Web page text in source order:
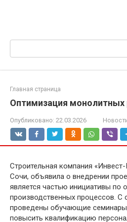
Поиск:
Главная страница
Оптимизация монолитных
Опубликовано: 22.03.2026
Строительная компания
Сочи, объявила о внедрении
является частью инициативы по
производственных процессов. С
проведены обучающие
повысить квалификацию